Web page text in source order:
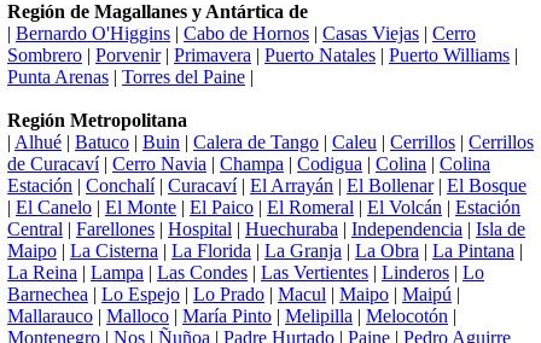
Región de Magallanes y Antártica de
| Bernardo O'Higgins | Cabo de Hornos | Casas Viejas | Cerro
Sombrero | Porvenir| Primavera | Puerto Natales | Puerto Williams |
Punta Arenas | Torres del Paine |
Región Metropolitana
| Alhué | Batuco | Buin | Calera de Tango | Caleu | Cerrillos | Cerrillos
de Curacaví| Cerro Navia | Champa | Codigua | Colina | Colina
Estación | Conchalí| Curacaví| El Arrayán | El Bollenar| El Bosque
| El Canelo | El Monte | El Paico | El Romeral | El Volcán | Estación
Central | Farellones | Hospital | Huechuraba | Independencia | Isla de
Maipo | La Cisterna | La Florida | La Granja | La Obra | La Pintana |
La Reina | Lampa | Las Condes | Las Vertientes | Linderos | Lo
Barnechea | Lo Espejo | Lo Prado | Macul | Maipo | Maipú |
Mallarauco | Malloco | María Pinto | Melipilla | Melocotón |
Montenegro | Nos | Ñuñoa | Padre Hurtado | Paine | Pedro Aguirre